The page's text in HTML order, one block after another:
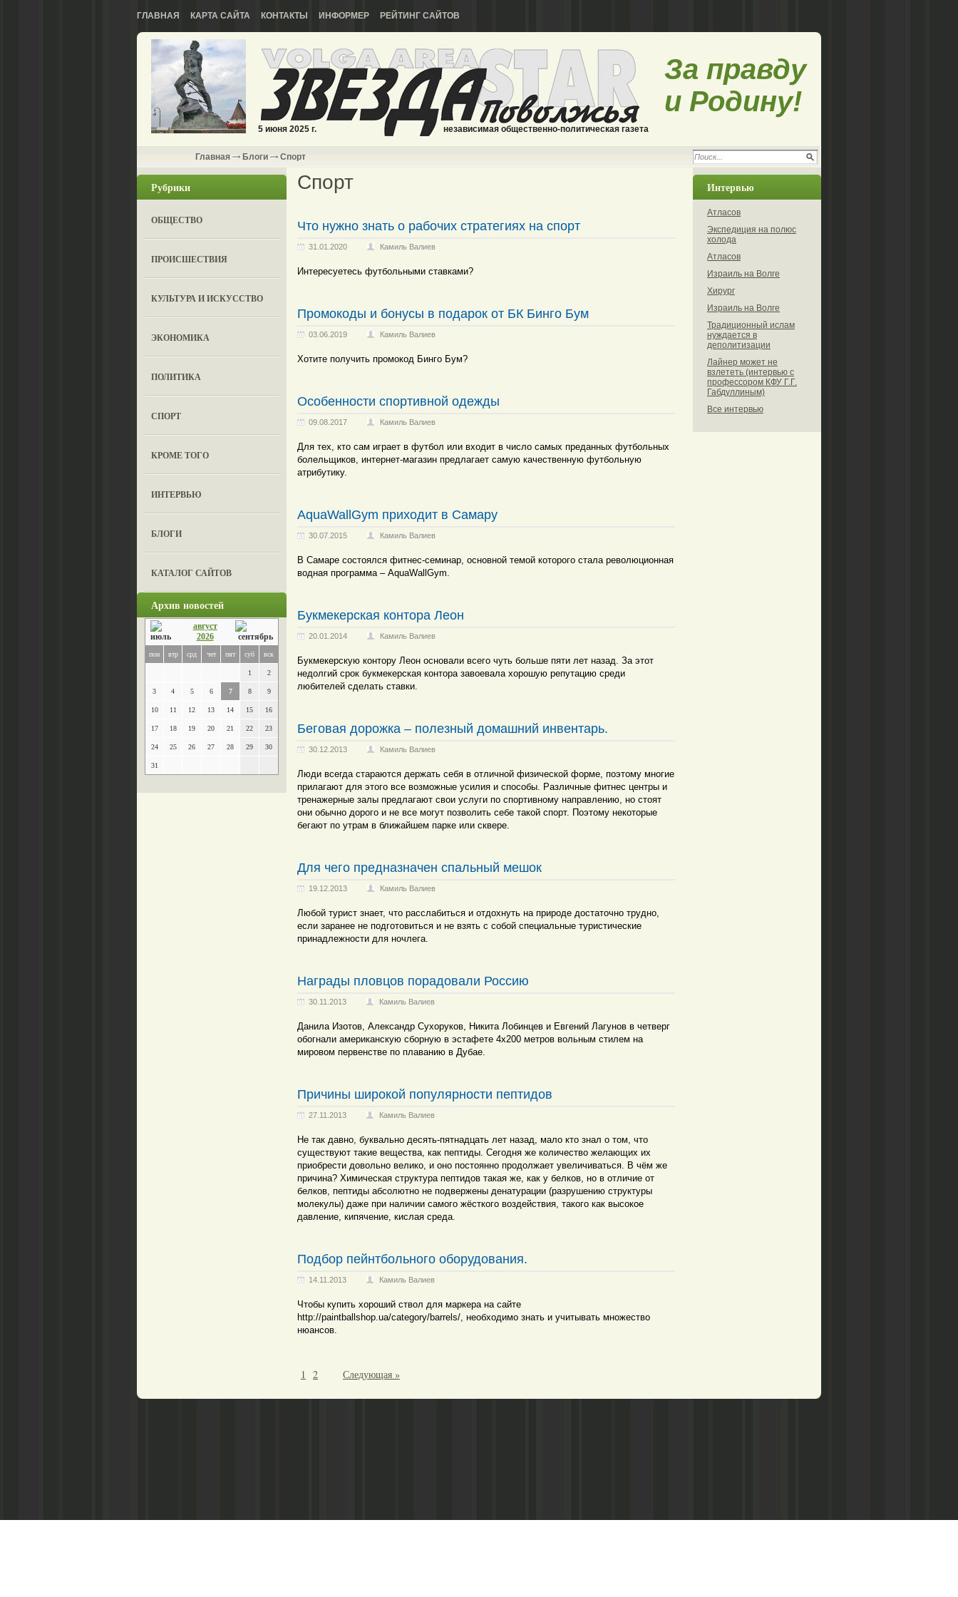
ГЛАВНАЯ КАРТА САЙТА КОНТАКТЫ ИНФОРМЕР РЕЙТИНГ САЙТОВ
5 июня 2025 г. независимая общественно-политическая газета
За правду
и Родину!
Главная Блоги Спорт
Рубрики
ОБЩЕСТВО
ПРОИСШЕСТВИЯ
КУЛЬТУРА И ИСКУССТВО
ЭКОНОМИКА
ПОЛИТИКА
СПОРТ
КРОМЕ ТОГО
ИНТЕРВЬЮ
БЛОГИ
КАТАЛОГ САЙТОВ
Архив новостей
август
2026
пон втр срд чет пят суб вск
1 2
3 4 5 6 7 8 9
10 11 12 13 14 15 16
17 18 19 20 21 22 23
24 25 26 27 28 29 30
31
Спорт
Что нужно знать о рабочих стратегиях на спорт
31.01.2020 Камиль Валиев
Интересуетесь футбольными ставками?
Промокоды и бонусы в подарок от БК Бинго Бум
03.06.2019 Камиль Валиев
Хотите получить промокод Бинго Бум?
Особенности спортивной одежды
09.08.2017 Камиль Валиев
Для тех, кто сам играет в футбол или входит в число самых преданных футбольных
болельщиков, интернет-магазин предлагает самую качественную футбольную
атрибутику.
AquaWallGym приходит в Самару
30.07.2015 Камиль Валиев
В Самаре состоялся фитнес-семинар, основной темой которого стала революционная
водная программа – AquaWallGym.
Букмекерская контора Леон
20.01.2014 Камиль Валиев
Букмекерскую контору Леон основали всего чуть больше пяти лет назад. За этот
недолгий срок букмекерская контора завоевала хорошую репутацию среди
любителей сделать ставки.
Беговая дорожка – полезный домашний инвентарь.
30.12.2013 Камиль Валиев
Люди всегда стараются держать себя в отличной физической форме, поэтому многие
прилагают для этого все возможные усилия и способы. Различные фитнес центры и
тренажерные залы предлагают свои услуги по спортивному направлению, но стоят
они обычно дорого и не все могут позволить себе такой спорт. Поэтому некоторые
бегают по утрам в ближайшем парке или сквере.
Для чего предназначен спальный мешок
19.12.2013 Камиль Валиев
Любой турист знает, что расслабиться и отдохнуть на природе достаточно трудно,
если заранее не подготовиться и не взять с собой специальные туристические
принадлежности для ночлега.
Награды пловцов порадовали Россию
30.11.2013 Камиль Валиев
Данила Изотов, Александр Сухоруков, Никита Лобинцев и Евгений Лагунов в четверг
обогнали американскую сборную в эстафете 4x200 метров вольным стилем на
мировом первенстве по плаванию в Дубае.
Причины широкой популярности пептидов
27.11.2013 Камиль Валиев
Не так давно, буквально десять-пятнадцать лет назад, мало кто знал о том, что
существуют такие вещества, как пептиды. Сегодня же количество желающих их
приобрести довольно велико, и оно постоянно продолжает увеличиваться. В чём же
причина? Химическая структура пептидов такая же, как у белков, но в отличие от
белков, пептиды абсолютно не подвержены денатурации (разрушению структуры
молекулы) даже при наличии самого жёсткого воздействия, такого как высокое
давление, кипячение, кислая среда.
Подбор пейнтбольного оборудования.
14.11.2013 Камиль Валиев
Чтобы купить хороший ствол для маркера на сайте
http://paintballshop.ua/category/barrels/, необходимо знать и учитывать множество
нюансов.
1 2 Следующая »
Интервью
Атласов
Экспедиция на полюс
холода
Атласов
Израиль на Волге
Хирург
Израиль на Волге
Традиционный ислам
нуждается в
деполитизации
Лайнер может не
взлететь (интервью с
профессором КФУ Г.Г.
Габдуллиным)
Все интервью